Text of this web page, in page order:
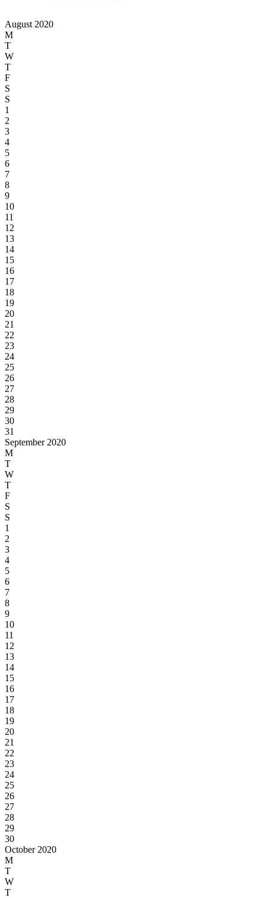
August 2020
M
T
W
T
F
S
S
1
2
3
4
5
6
7
8
9
10
11
12
13
14
15
16
17
18
19
20
21
22
23
24
25
26
27
28
29
30
31
September 2020
M
T
W
T
F
S
S
1
2
3
4
5
6
7
8
9
10
11
12
13
14
15
16
17
18
19
20
21
22
23
24
25
26
27
28
29
30
October 2020
M
T
W
T